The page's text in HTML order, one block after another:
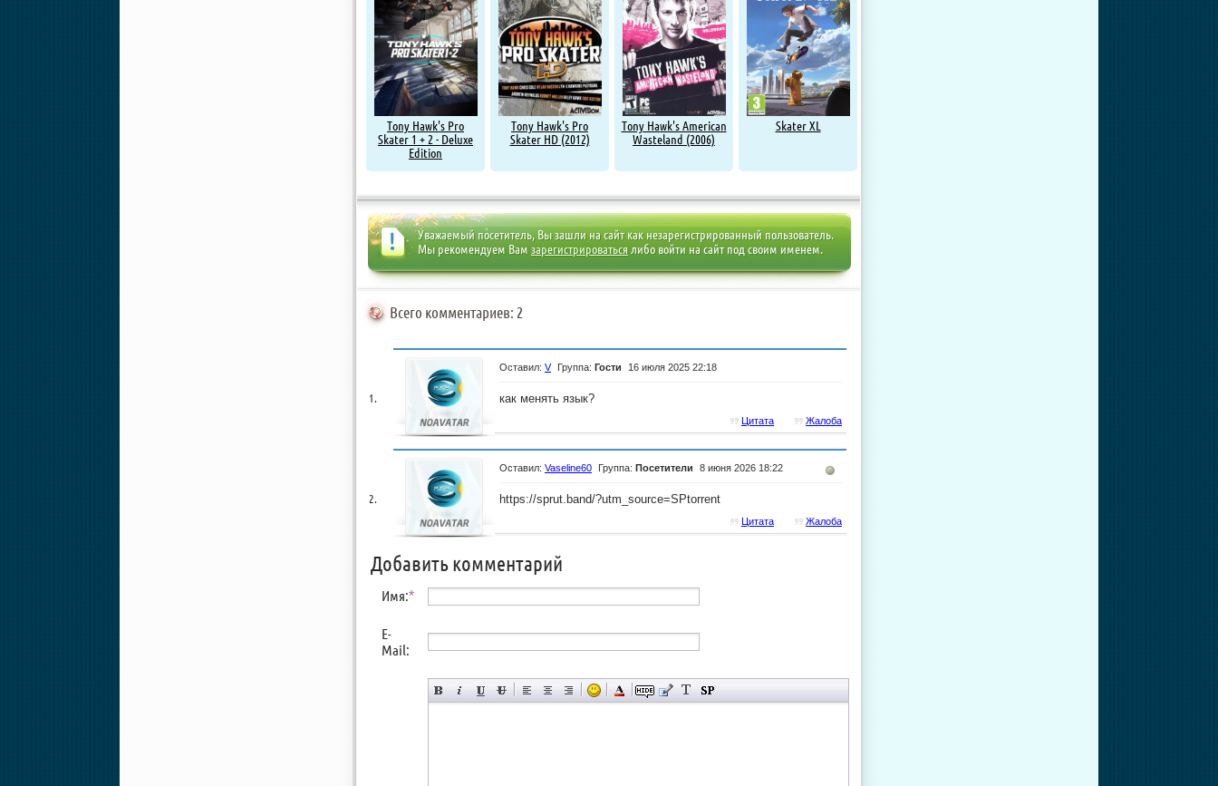
Tony Hawk's Pro
Skater 1 + 2 - Deluxe
Edition
Tony Hawk's Pro
Skater HD (2012)
Tony Hawk's American
Wasteland (2006)
Skater XL
Уважаемый посетитель, Вы зашли на сайт как незарегистрированный пользователь.
Мы рекомендуем Вам зарегистрироватьсялибо войти на сайт под своим именем.
Всего комментариев: 2
Оставил: V Группа: Гости 16 июля 2025 22:18
как менять язык?
Жалоба
Цитата
Оставил: Vaseline60 Группа: Посетители 8 июня 2026 18:22
https://sprut.band/?utm_source=SPtorrent
Жалоба
Цитата
Добавить комментарий
Имя:*
E-
Mail: